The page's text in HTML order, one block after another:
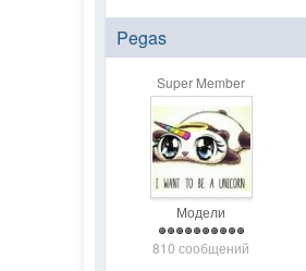
Pegas
Super Member
Модели
810 сообщений